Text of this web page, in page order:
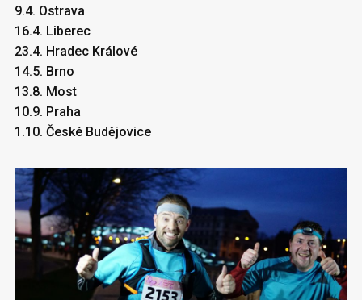
9.4. Ostrava
16.4. Liberec
23.4. Hradec Králové
14.5. Brno
13.8. Most
10.9. Praha
1.10. České Budějovice